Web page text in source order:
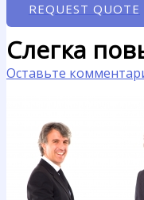
REQUEST QUOTE
Слегка
Оставьте